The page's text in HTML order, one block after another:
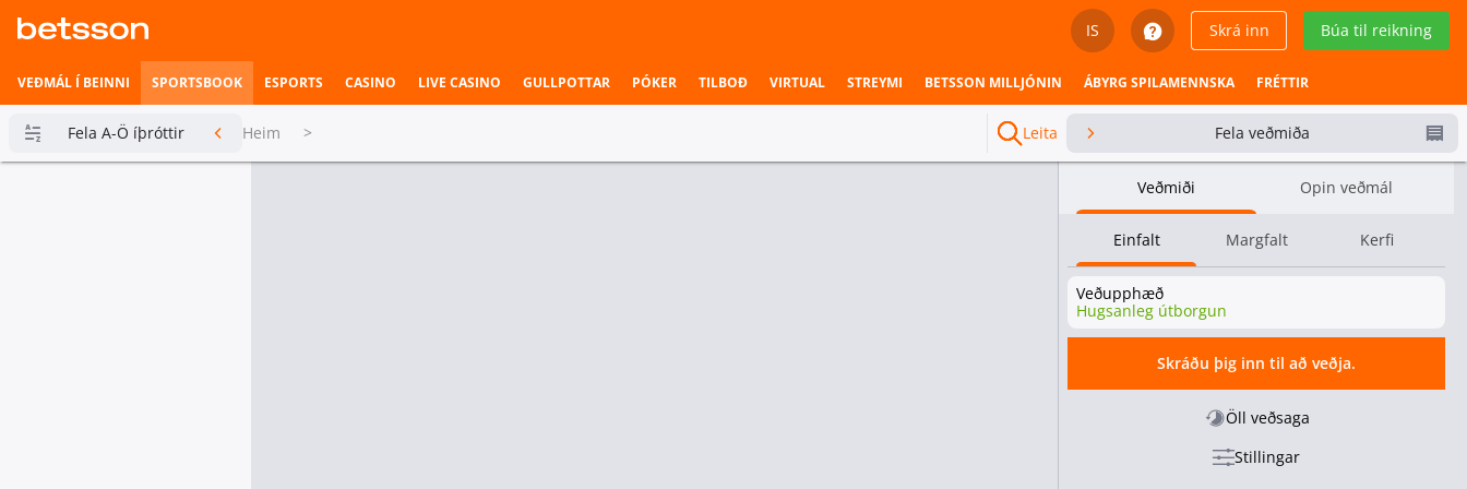
IS English
Svenska
Íslenska
Español - Chile
Español - México
Español - Colombia
Español - Perú
Skrá inn Búa til reikning
VEÐMÁL Í BEINNI SPORTSBOOK ESPORTS CASINO LIVE CASINO GULLPOTTAR PÓKER TILBOÐ VIRTUAL STREYMI BETSSON MILLJÓNIN ÁBYRG SPILAMENNSKA FRÉTTIR
Fela A-Ö íþróttir Heim > Leita Fela veðmiða
Veðmiði Opin veðmál
Einfalt Margfalt Kerfi
Veðupphæð
Hugsanleg útborgun
Skráðu þig inn til að veðja.
Öll veðsaga
Stillingar